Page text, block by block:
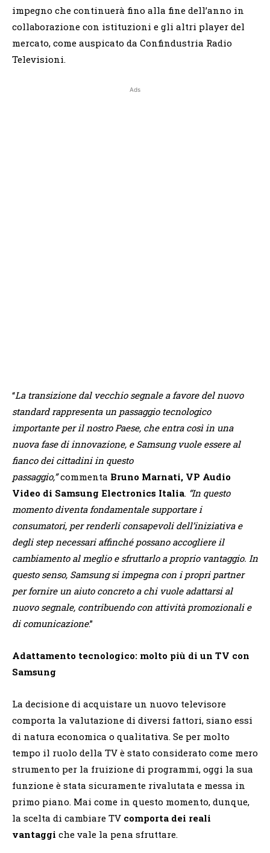
impegno che continuerà fino alla fine dell’anno in
collaborazione con istituzioni e gli altri player del
mercato, come auspicato da Confindustria Radio
Televisioni.
Ads
“La transizione dal vecchio segnale a favore del nuovo
standard rappresenta un passaggio tecnologico
importante per il nostro Paese, che entra così in una
nuova fase di innovazione, e Samsung vuole essere al
fianco dei cittadini in questo
passaggio,”commenta Bruno Marnati, VP Audio
Video di Samsung Electronics Italia. “In questo
momento diventa fondamentale supportare i
consumatori, per renderli consapevoli dell’iniziativa e
degli step necessari affinché possano accogliere il
cambiamento al meglio e sfruttarlo a proprio vantaggio. In
questo senso, Samsung si impegna con i propri partner
per fornire un aiuto concreto a chi vuole adattarsi al
nuovo segnale, contribuendo con attività promozionali e
di comunicazione.”
Adattamento tecnologico: molto più di un TV con
Samsung
La decisione di acquistare un nuovo televisore
comporta la valutazione di diversi fattori, siano essi
di natura economica o qualitativa. Se per molto
tempo il ruolo della TV è stato considerato come mero
strumento per la fruizione di programmi, oggi la sua
funzione è stata sicuramente rivalutata e messa in
primo piano. Mai come in questo momento, dunque,
la scelta di cambiare TV comporta dei reali
vantaggi che vale la pena sfruttare.